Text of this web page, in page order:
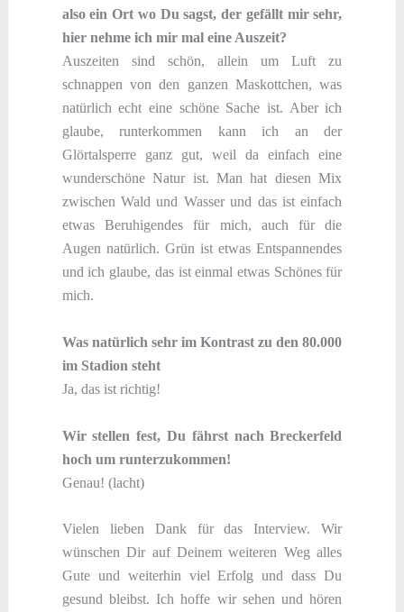
also ein Ort wo Du sagst, der gefällt mir sehr,
hier nehme ich mir mal eine Auszeit?
Auszeiten sind schön, allein um Luft zu
schnappen von den ganzen Maskottchen, was
natürlich echt eine schöne Sache ist. Aber ich
glaube, runterkommen kann ich an der
Glörtalsperre ganz gut, weil da einfach eine
wunderschöne Natur ist. Man hat diesen Mix
zwischen Wald und Wasser und das ist einfach
etwas Beruhigendes für mich, auch für die
Augen natürlich. Grün ist etwas Entspannendes
und ich glaube, das ist einmal etwas Schönes für
mich.
Was natürlich sehr im Kontrast zu den 80.000
im Stadion steht
Ja, das ist richtig!
Wir stellen fest, Du fährst nach Breckerfeld
hoch um runterzukommen!
Genau! (lacht)
Vielen lieben Dank für das Interview. Wir
wünschen Dir auf Deinem weiteren Weg alles
Gute und weiterhin viel Erfolg und dass Du
gesund bleibst. Ich hoffe wir sehen und hören